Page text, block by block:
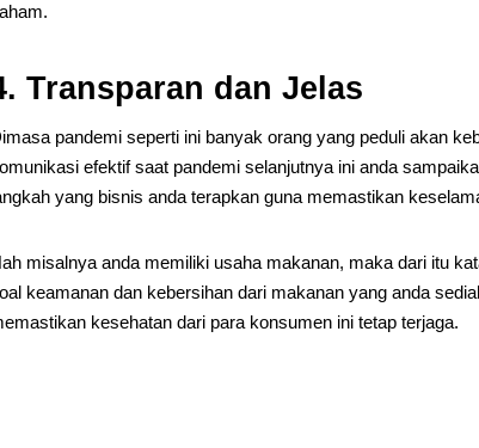
Transparan dan Jelas
pandemi seperti ini banyak orang yang peduli akan
efektif saat pandemi selanjutnya ini anda
yang bisnis anda terapkan guna memastikan
misalnya anda memiliki usaha makanan, maka dari itu
keamanan dan kebersihan dari makanan yang anda
kesehatan dari para konsumen ini tetap terjaga.